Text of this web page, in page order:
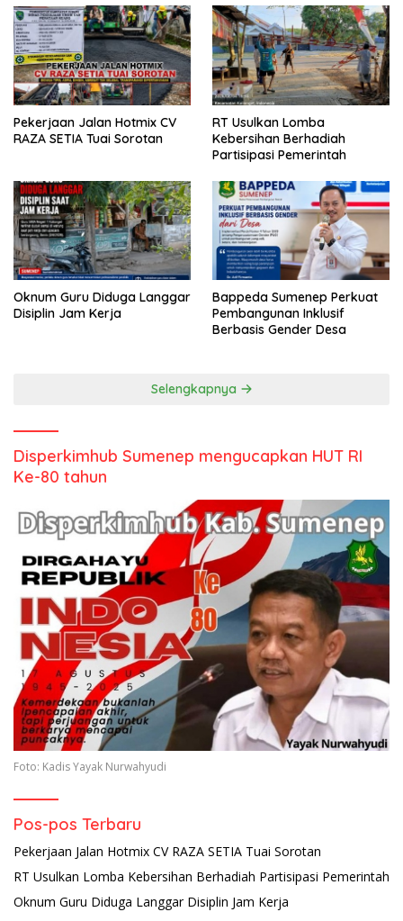
Pekerjaan Jalan Hotmix CV
RAZA SETIA Tuai Sorotan
RT Usulkan Lomba
Kebersihan Berhadiah
Partisipasi Pemerintah
Oknum Guru Diduga Langgar
Disiplin Jam Kerja
Bappeda Sumenep Perkuat
Pembangunan Inklusif
Berbasis Gender Desa
Selengkapnya
Disperkimhub Sumenep mengucapkan HUT RI
Ke-80 tahun
Foto: Kadis Yayak Nurwahyudi
Pos-pos Terbaru
Pekerjaan Jalan Hotmix CV RAZA SETIA Tuai Sorotan
RT Usulkan Lomba Kebersihan Berhadiah Partisipasi Pemerintah
Oknum Guru Diduga Langgar Disiplin Jam Kerja